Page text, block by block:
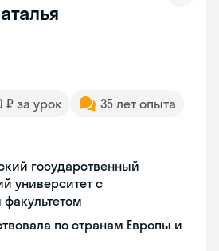
₽ за урок
35 лет опыта
государственный
университет с
по странам Европы и